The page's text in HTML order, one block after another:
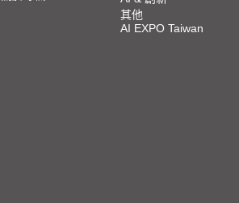
其他
AI EXPO Taiwan